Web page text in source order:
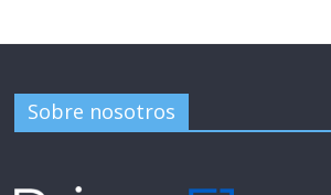
Sobre nosotros